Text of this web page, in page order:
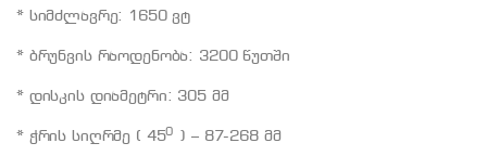
* სიმძლავრე: 1650 ვტ
* ბრუნვის რაოდენობა: 3200 წუთში
* დისკის დიამეტრი: 305 მმ
* ჭრის სიღრმე ( 450) – 87-268 მმ